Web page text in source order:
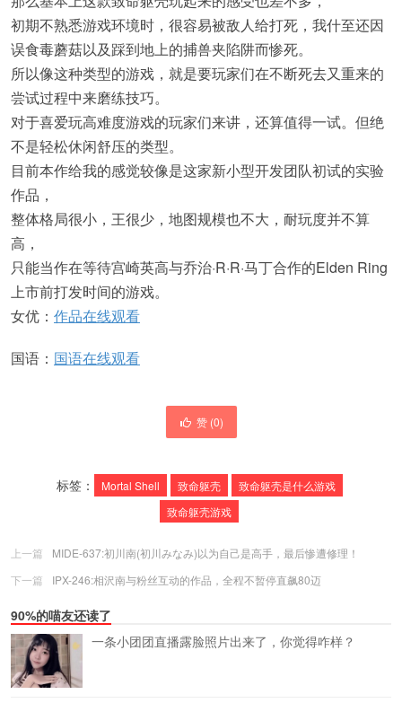
初期不熟悉游戏环境时，很容易被敌人给打死，我什至还因
误食毒蘑菇以及踩到地上的捕兽夹陷阱而惨死。
所以像这种类型的游戏，就是要玩家们在不断死去又重来的
尝试过程中来磨练技巧。
对于喜爱玩高难度游戏的玩家们来讲，还算值得一试。但绝
不是轻松休闲舒压的类型。
目前本作给我的感觉较像是这家新小型开发团队初试的实验
作品，
整体格局很小，王很少，地图规模也不大，耐玩度并不算
高，
只能当作在等待宫崎英高与乔治·R·R·马丁合作的Elden Ring
上市前打发时间的游戏。
女优： 作品在线观看
国语： 国语在线观看
赞 (0)
标签： Mortal Shell 致命躯壳
致命躯壳是什么游戏
致命躯壳游戏
上一篇
MIDE-637:初川南(初川みなみ)以为自己是高手，最后惨遭修理！
下一篇
IPX-246:相沢南与粉丝互动的作品，全程不暂停直飙80迈
90%的喵友还读了
一条小团团直播露脸照片出来了，你觉得咋样？